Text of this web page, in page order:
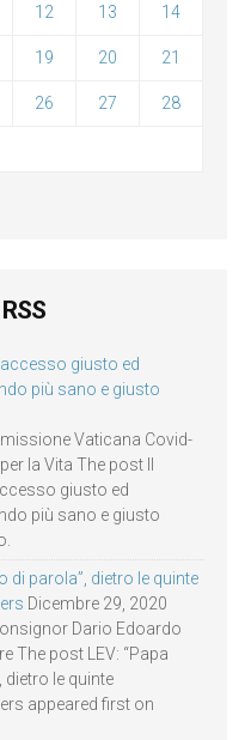
12 13 14
19 20 21
26 27 28
accesso giusto ed
più sano e giusto
Vaticana Covid-
la Vita The post Il
giusto ed
più sano e giusto
di parola”, dietro le quinte
Dicembre 29, 2020
Dario Edoardo
The post LEV: “Papa
le quinte
appeared first on